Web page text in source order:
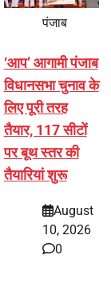
पंजाब
‘आप’ आगामी पंजाब
विधानसभा चुनाव के
लिए पूरी तरह
तैयार, 117 सीटों
पर बूथ स्तर की
तैयारियां शुरू
August
10, 2026
0